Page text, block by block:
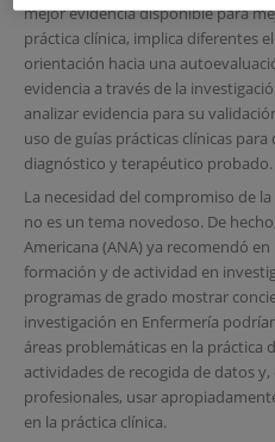
mejor evidencia disponible para
práctica clínica, implica diferentes
orientación hacia una
evidencia a través de la
analizar evidencia para su
uso de guías prácticas clínicas
diagnóstico y terapéutico probado.
La necesidad del compromiso de
no es un tema novedoso. De
Americana (ANA) ya recomendó
formación y de actividad en
programas de grado mostrar
investigación en Enfermería
áreas problemáticas en la práctica
actividades de recogida de datos
profesionales, usar
en la práctica clínica.